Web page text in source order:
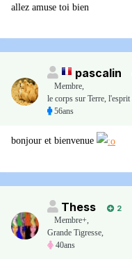
allez amuse toi bien
pascalin
Membre,
le corps sur Terre, l'esprit
56ans
bonjour et bienvenue
Thess
2
Membre+,
Grande Tigresse,
40ans